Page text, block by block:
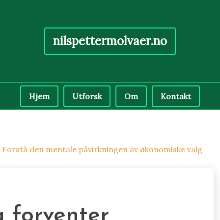
nilspettermolvaer.no
Hjem Utforsk Om
Kontakt
den mentale påvirkningen av økonomiske valg